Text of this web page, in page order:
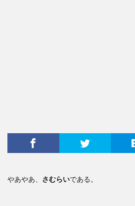
やあやあ、 さむらいである。